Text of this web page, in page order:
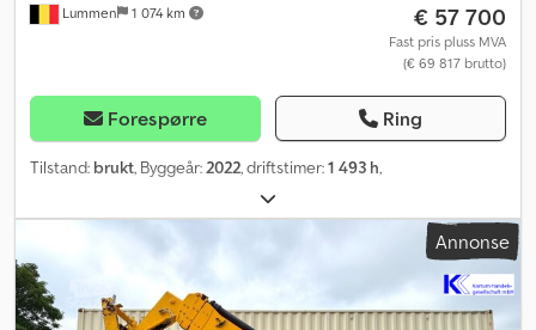
Lummen 1 074 km € 57 700
Fast pris pluss MVA
(€ 69 817 brutto)
Forespørre Ring
Tilstand: brukt, Byggeår:2022, driftstimer:1 493 h,
Annonse